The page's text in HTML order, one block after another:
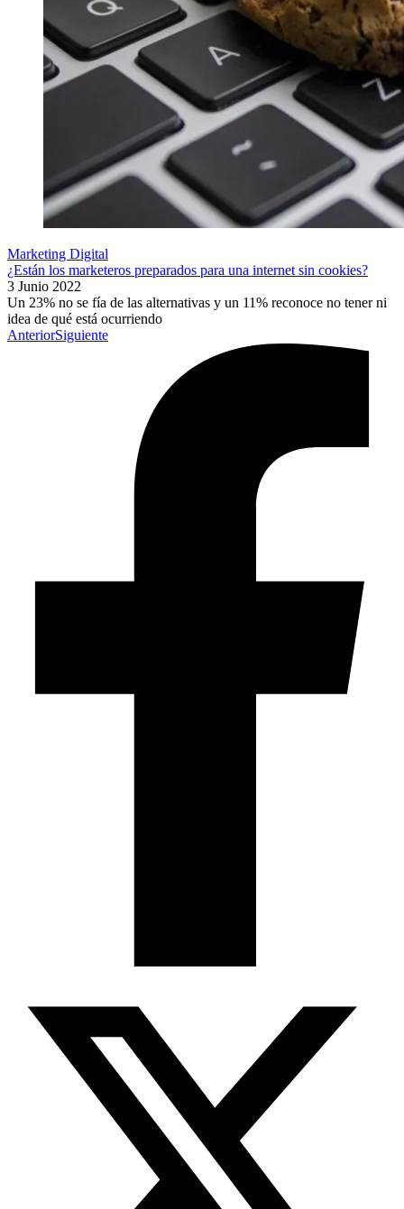
Marketing Digital
¿Están los marketeros preparados para una internet sin cookies?
3 Junio 2022
Un 23% no se fía de las alternativas y un 11% reconoce no tener ni
idea de qué está ocurriendo
AnteriorSiguiente